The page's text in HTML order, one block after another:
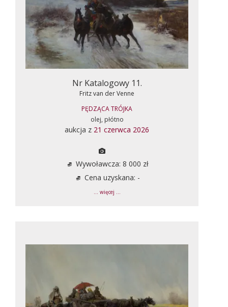
Nr Katalogowy 11.
Fritz van der Venne
PĘDZĄCA TRÓJKA
olej, płótno
aukcja z 21 czerwca 2026
Wywoławcza: 8 000 zł
Cena uzyskana: -
... więcej ...